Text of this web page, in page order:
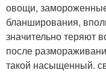
овощи,
бланширования,
значительно теряют
после
такой насыщенный.